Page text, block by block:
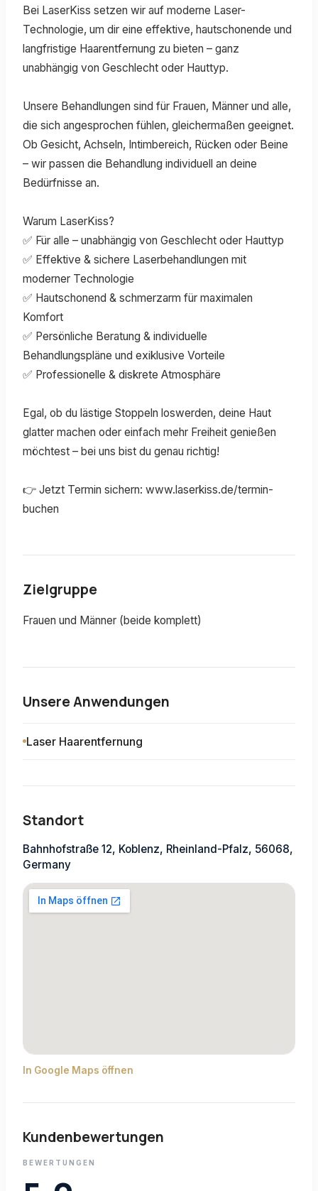
Bei LaserKiss setzen wir auf moderne Laser-
Technologie, um dir eine effektive, hautschonende und
langfristige Haarentfernung zu bieten – ganz
unabhängig von Geschlecht oder Hauttyp.
Unsere Behandlungen sind für Frauen, Männer und alle,
die sich angesprochen fühlen, gleichermaßen geeignet.
Ob Gesicht, Achseln, Intimbereich, Rücken oder Beine
– wir passen die Behandlung individuell an deine
Bedürfnisse an.
Warum LaserKiss?
✅ Für alle – unabhängig von Geschlecht oder Hauttyp
✅ Effektive & sichere Laserbehandlungen mit
moderner Technologie
✅ Hautschonend & schmerzarm für maximalen
Komfort
✅ Persönliche Beratung & individuelle
Behandlungspläne und exiklusive Vorteile
✅ Professionelle & diskrete Atmosphäre
Egal, ob du lästige Stoppeln loswerden, deine Haut
glatter machen oder einfach mehr Freiheit genießen
möchtest – bei uns bist du genau richtig!
👉 Jetzt Termin sichern: www.laserkiss.de/termin-
buchen
Zielgruppe
Frauen und Männer (beide komplett)
Unsere Anwendungen
Laser Haarentfernung
Standort
Bahnhofstraße 12, Koblenz, Rheinland-Pfalz, 56068,
Germany
In Google Maps öffnen
Kundenbewertungen
BEWERTUNGEN